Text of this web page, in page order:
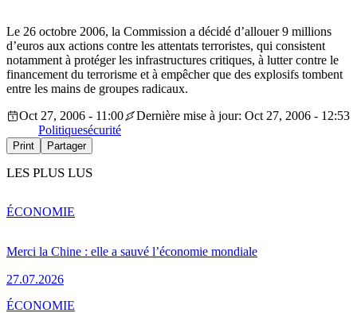
Le 26 octobre 2006, la Commission a décidé d’allouer 9 millions
d’euros aux actions contre les attentats terroristes, qui consistent
notamment à protéger les infrastructures critiques, à lutter contre le
financement du terrorisme et à empêcher que des explosifs tombent
entre les mains de groupes radicaux.
Oct 27, 2006 - 11:00
Dernière mise à jour: Oct 27, 2006 - 12:53
Politiquesécurité
Print Partager
LES PLUS LUS
Merci la Chine : elle a sauvé l’économie mondiale
27.07.2026
ÉCONOMIE
ÉCONOMIE